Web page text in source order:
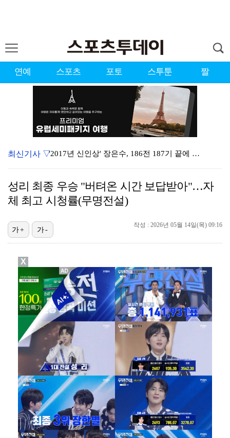
연예 스포츠 포토 스투툰 짤
'2017년 신인상' 장은수, 186전 187기 끝에 …
제니 "남자에 먼저 메시지 안 보내, 동거? 여기까지만…
[ST포토] 장은수, 2026 KLPGA WINNER
스윙스, 배우 도전하더니 마동석과 투샷 "마침내 만났다…
[ST포토] 장은수, KLPGA 첫 우승
[ST포토] 장은수, 선수들과 다함께
[ST포토] 장은수, KLPGA 첫 우승
최신기사 ▽
성리 최종 우승 "버텨온 시간 보답받아"…자
체 최고 시청률(무명전설)
작성 : 2026년 05월 14일(목) 09:16
가+ 가-
X